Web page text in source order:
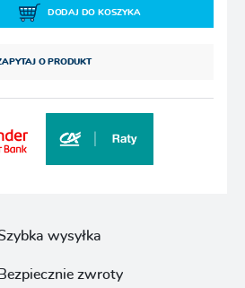
DODAJ DO KOSZYKA
O PRODUKT
wysyłka
Bezpiecznie zwroty